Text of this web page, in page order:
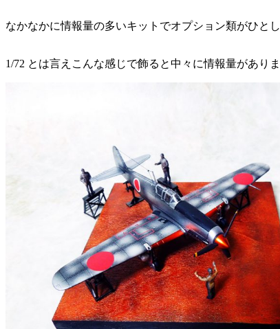
なかなかに情報量の多いキットでオプション類がひと
1/72 とは言えこんな感じで飾ると中々に情報量がありま